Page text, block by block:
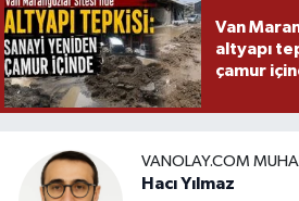
Van
altyapı
çamur
VANOLAY.COM
Hacı Yılmaz